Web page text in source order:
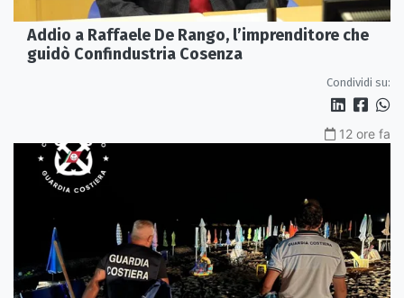
Addio a Raffaele De Rango, l’imprenditore che
guidò Confindustria Cosenza
Condividi su:
12 ore fa